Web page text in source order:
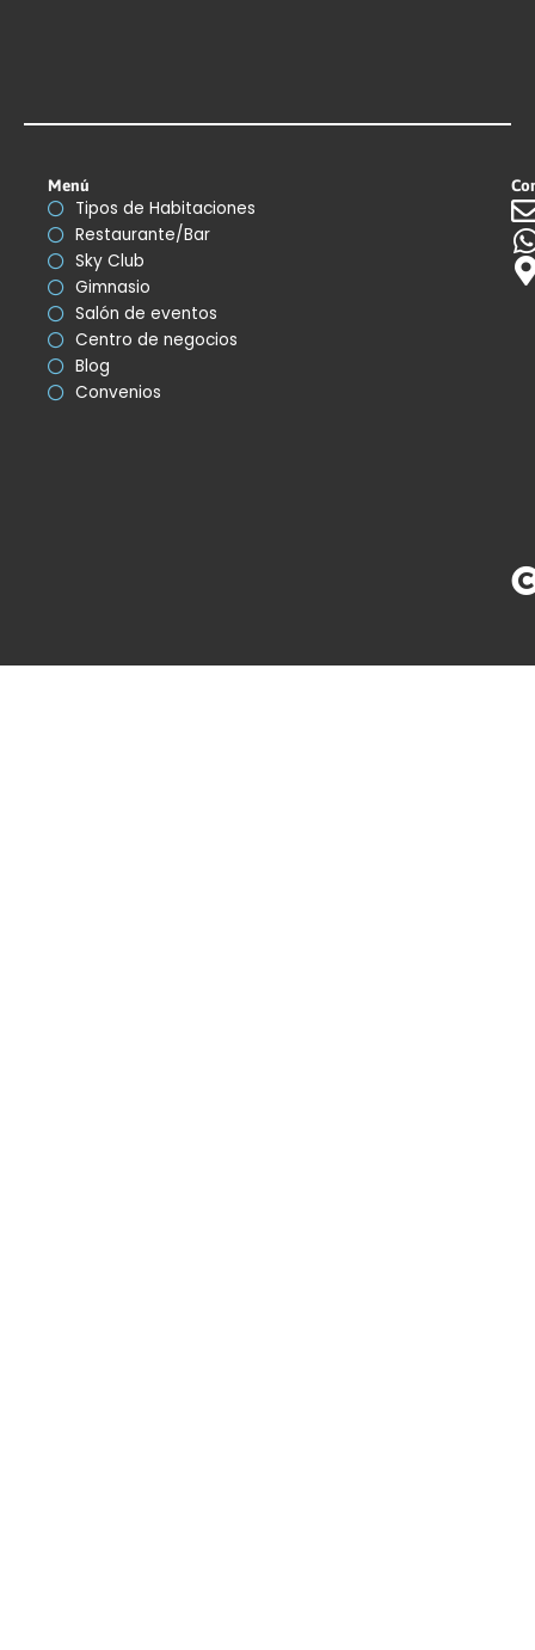
Menú
Tipos de Habitaciones
Restaurante/Bar
Sky Club
Gimnasio
Salón de eventos
Centro de negocios
Blog
Convenios